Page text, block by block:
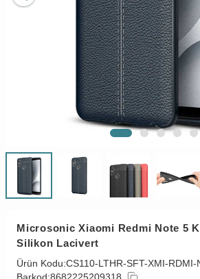
Microsonic Xiaomi Redmi Note 5
Silikon Lacivert
Ürün Kodu:CS110-LTHR-SFT-XMI-RDMI-